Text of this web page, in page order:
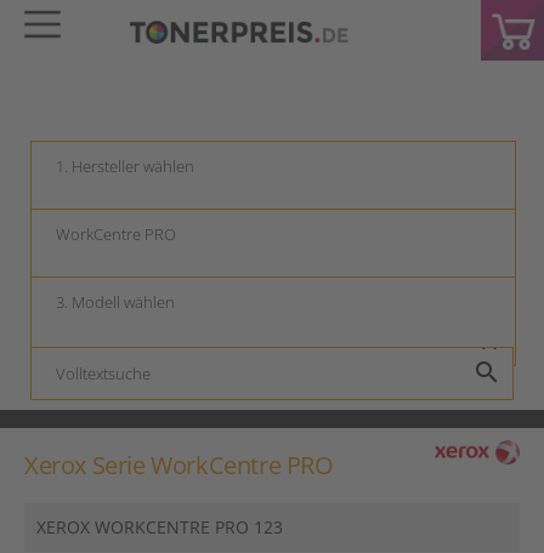
keyboard_arrow_down
keyboard_arrow_down
keyboard_arrow_down
search
Xerox Serie WorkCentre PRO
XEROX WORKCENTRE PRO 123